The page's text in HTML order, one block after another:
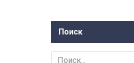
Поиск
Search